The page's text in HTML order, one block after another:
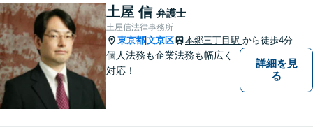
い。
土屋 信 弁護士
土屋信法律事務所
東京都 文京区 本郷三丁目駅 から徒歩4分
個人法務も企業法務も幅広く
対応！
詳細を見
る